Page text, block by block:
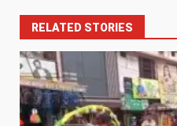
RELATED STORIES